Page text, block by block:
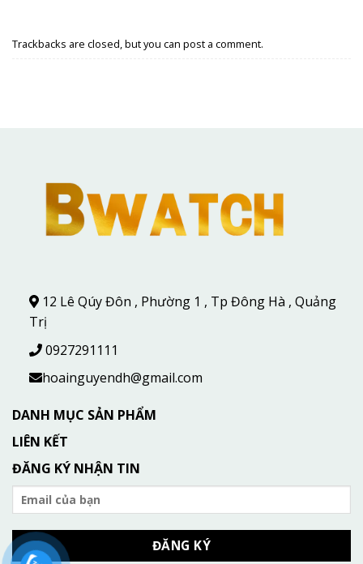
Trackbacks are closed, but you can post a comment.
12 Lê Qúy Đôn , Phường 1 , Tp Đông Hà , Quảng
Trị
0927291111
hoainguyendh@gmail.com
DANH MỤC SẢN PHẨM
LIÊN KẾT
ĐĂNG KÝ NHẬN TIN